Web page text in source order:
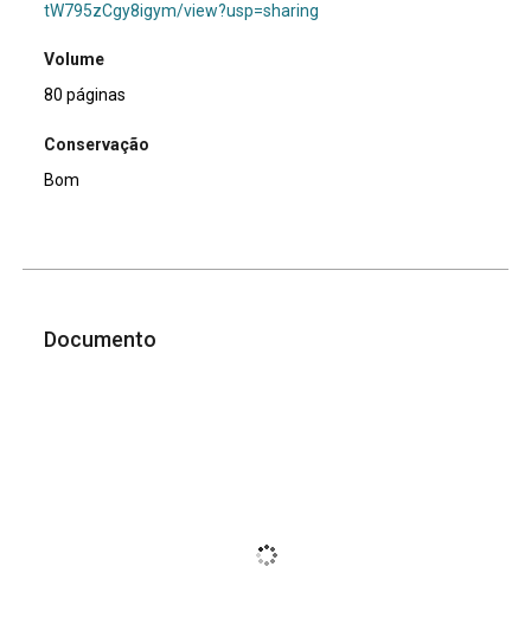
tW795zCgy8igym/view?usp=sharing
Volume
80 páginas
Conservação
Bom
Documento